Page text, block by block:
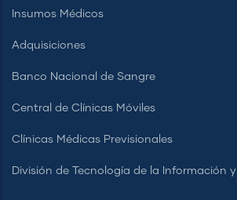
Insumos Médicos
Adquisiciones
Banco Nacional de Sangre
Central de Clínicas Móviles
Clínicas Médicas Previsionales
División de Tecnología de la Información